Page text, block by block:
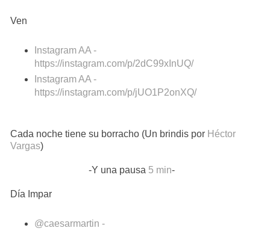
Ven
Instagram AA -
https://instagram.com/p/2dC99xInUQ/
Instagram AA -
https://instagram.com/p/jUO1P2onXQ/
Cada noche tiene su borracho (Un brindis por Héctor
Vargas)
-Y una pausa 5 min-
Día Impar
@caesarmartin -